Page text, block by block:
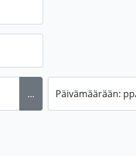
... Päivämäärään: